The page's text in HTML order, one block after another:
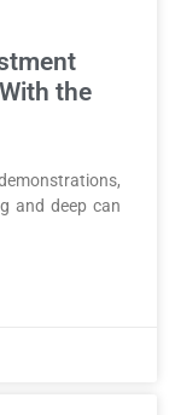
the
and deep can